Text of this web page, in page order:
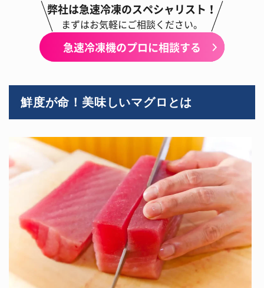
弊社は急速冷凍のスペシャリスト！
まずはお気軽にご相談ください。
急速冷凍機のプロに相談する
鮮度が命！美味しいマグロとは